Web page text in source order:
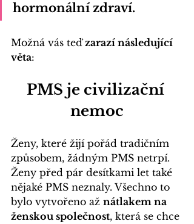
hormonální zdraví.
Možná vás teď zarazí následující
věta:
PMS je civilizační
nemoc
Ženy, které žijí pořád tradičním
způsobem, žádným PMS netrpí.
Ženy před pár desítkami let také
nějaké PMS neznaly. Všechno to
bylo vytvořeno až nátlakem na
ženskou společnost, která se chce